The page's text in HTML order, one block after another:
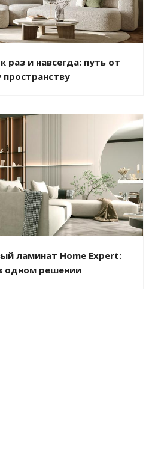
раз и навсегда: путь от
ламинат Home Expert:
одном решении